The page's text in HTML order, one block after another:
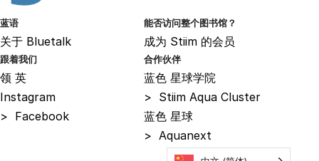
蓝语
关于 Bluetalk
能否访问整个图书馆？
成为 Stiim 的会员
跟着我们
领 英
Instagram
> Facebook
合作伙伴
蓝色 星球学院
> Stiim Aqua Cluster
蓝色 星球
> Aquanext